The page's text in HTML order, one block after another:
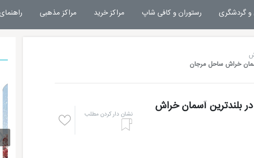
و گردشگری رستوران و کافی شاپ مراکز خرید مراکز مذهبی
خراش ساحل مرجان
بلندترین آسمان خراش
نشان دار کردن مطلب